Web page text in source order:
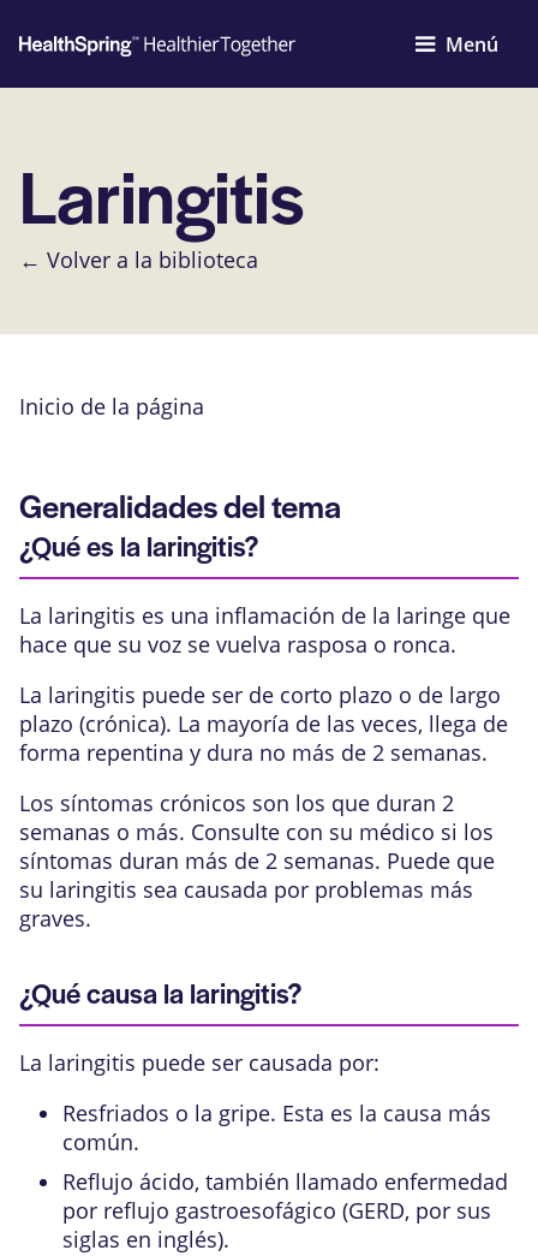
Menú
Laringitis
← Volver a la biblioteca
Inicio de la página
Generalidades del tema
¿Qué es la laringitis?
La laringitis es una inflamación de la laringe que
hace que su voz se vuelva rasposa o ronca.
La laringitis puede ser de corto plazo o de largo
plazo (crónica). La mayoría de las veces, llega de
forma repentina y dura no más de 2 semanas.
Los síntomas crónicos son los que duran 2
semanas o más. Consulte con su médico si los
síntomas duran más de 2 semanas. Puede que
su laringitis sea causada por problemas más
graves.
¿Qué causa la laringitis?
La laringitis puede ser causada por:
Resfriados o la gripe. Esta es la causa más
común.
Reflujo ácido, también llamado enfermedad
por reflujo gastroesofágico (GERD, por sus
siglas en inglés).